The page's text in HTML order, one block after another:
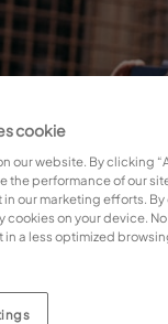
cookie
our website. By clicking
the performance of our
our marketing efforts.
cookies on your device.
in a less optimized